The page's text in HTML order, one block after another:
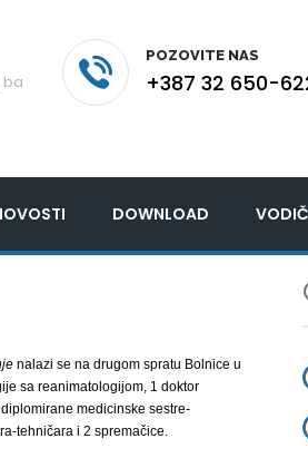
POZOVITE NAS
+387 32 650-
DOWNLOAD VODIČ
nalazi se na drugom spratu Bolnice u
sa reanimatologijom, 1 doktor
medicinske sestre-
tehničara i 2 spremačice.